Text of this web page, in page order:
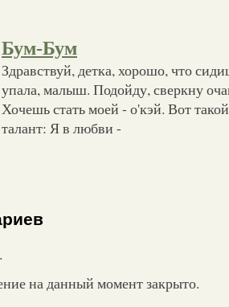
Бум-Бум
Здравствуй, детка, хорошо, что
упала, малыш. Подойду, сверкну
Хочешь стать моей - о'кэй. Вот
талант: Я в любви -
на данный момент закрыто.